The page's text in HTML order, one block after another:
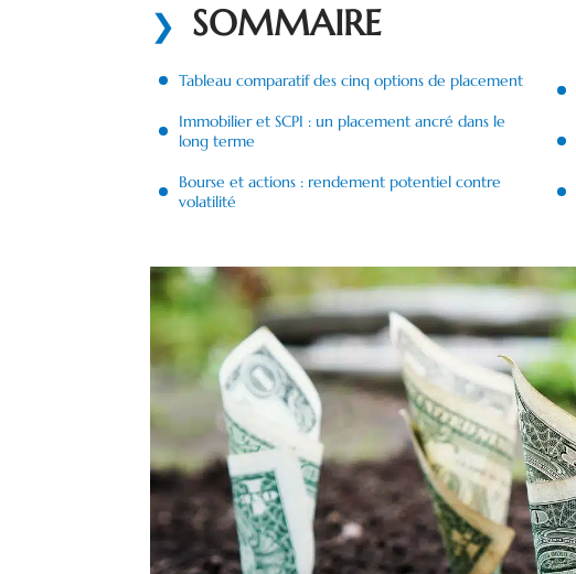
SOMMAIRE
Tableau comparatif des cinq options de placement
Immobilier et SCPI : un placement ancré dans le
long terme
Bourse et actions : rendement potentiel contre
volatilité